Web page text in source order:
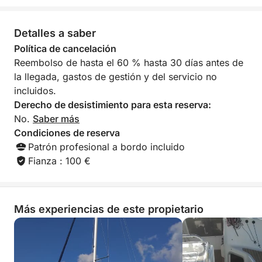
Detalles a saber
Política de cancelación
Reembolso de hasta el 60 % hasta 30 días antes de
la llegada, gastos de gestión y del servicio no
incluidos.
Derecho de desistimiento para esta reserva:
No. Saber más
Condiciones de reserva
Patrón profesional a bordo incluido
Fianza : 100 €
Más experiencias de este propietario